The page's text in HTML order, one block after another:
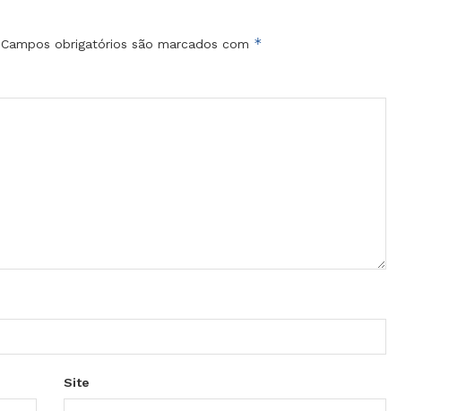
Campos obrigatórios são marcados com *
Site